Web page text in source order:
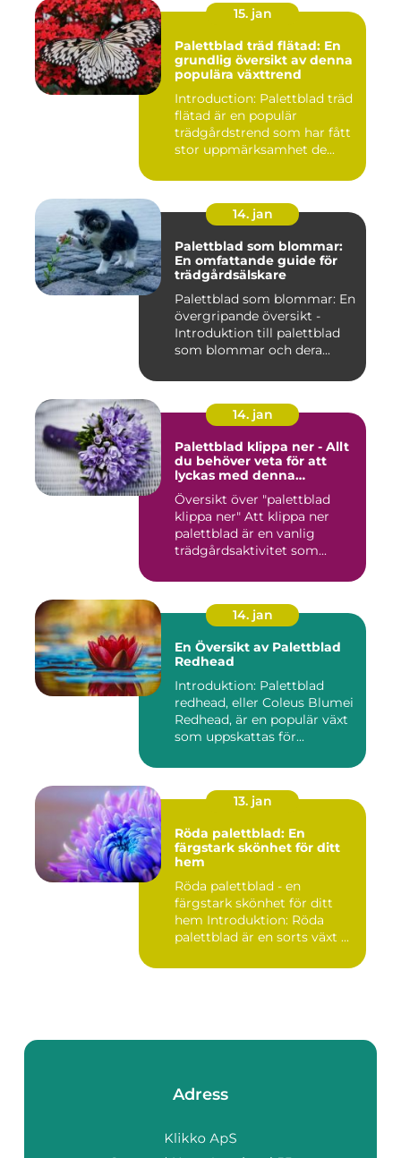
15. jan
Palettblad träd flätad: En
grundlig översikt av denna
populära växttrend
Introduction: Palettblad träd
flätad är en populär
trädgårdstrend som har fått
stor uppmärksamhet de...
14. jan
Palettblad som blommar:
En omfattande guide för
trädgårdsälskare
Palettblad som blommar: En
övergripande översikt -
Introduktion till palettblad
som blommar och dera...
14. jan
Palettblad klippa ner - Allt
du behöver veta för att
lyckas med denna
populära trädgårdsaktivitet
Översikt över "palettblad
klippa ner" Att klippa ner
palettblad är en vanlig
trädgårdsaktivitet som...
14. jan
En Översikt av Palettblad
Redhead
Introduktion: Palettblad
redhead, eller Coleus Blumei
Redhead, är en populär växt
som uppskattas för...
13. jan
Röda palettblad: En
färgstark skönhet för ditt
hem
Röda palettblad - en
färgstark skönhet för ditt
hem Introduktion: Röda
palettblad är en sorts växt ...
Adress